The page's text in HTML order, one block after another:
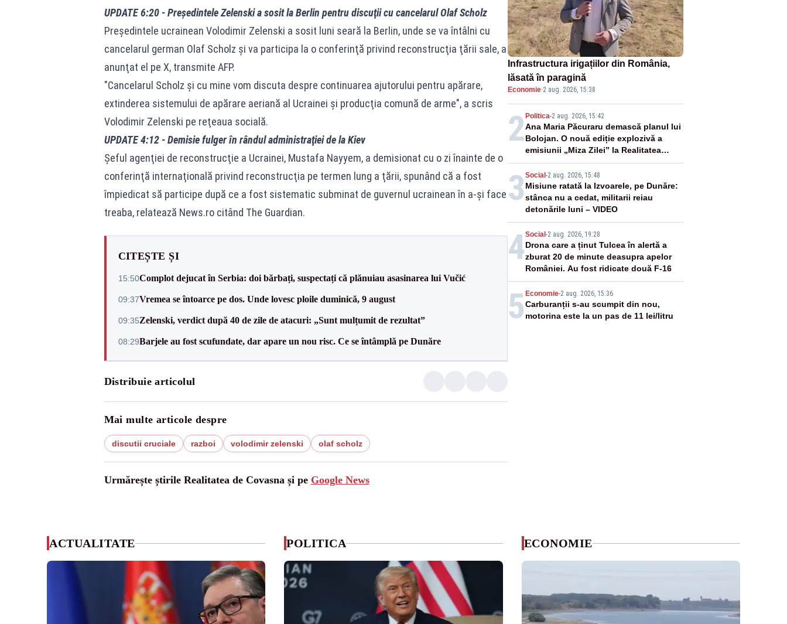
UPDATE 6:20 - Preşedintele Zelenski a sosit la Berlin pentru discuţii cu cancelarul Olaf Scholz
Preşedintele ucrainean Volodimir Zelenski a sosit luni seară la Berlin, unde se va întâlni cu
cancelarul german Olaf Scholz şi va participa la o conferinţă privind reconstrucţia ţării sale, a
anunţat el pe X, transmite AFP.
"Cancelarul Scholz şi cu mine vom discuta despre continuarea ajutorului pentru apărare,
extinderea sistemului de apărare aeriană al Ucrainei şi producţia comună de arme", a scris
Volodimir Zelenski pe reţeaua socială.
UPDATE 4:12 - Demisie fulger în rândul administraţiei de la Kiev
Şeful agenţiei de reconstrucţie a Ucrainei, Mustafa Nayyem, a demisionat cu o zi înainte de o
conferinţă internaţională privind reconstrucţia pe termen lung a ţării, spunând că a fost
împiedicat să participe după ce a fost sistematic subminat de guvernul ucrainean în a-şi face
treaba, relatează News.ro citând The Guardian.
CITEȘTE ȘI
15:50Complot dejucat în Serbia: doi bărbați, suspectați că plănuiau asasinarea lui Vučić
09:37Vremea se întoarce pe dos. Unde lovesc ploile duminică, 9 august
09:35Zelenski, verdict după 40 de zile de atacuri: „Sunt mulțumit de rezultat”
08:29Barjele au fost scufundate, dar apare un nou risc. Ce se întâmplă pe Dunăre
Distribuie articolul
Mai multe articole despre
discutii cruciale razboi volodimir zelenski olaf scholz
Urmărește știrile Realitatea de Covasna și pe Google News
Infrastructura irigațiilor din România,
lăsată în paragină
Economie·2 aug. 2026, 15:38
2 Politica-2 aug. 2026, 15:42
Ana Maria Păcuraru demască planul lui
Bolojan. O nouă ediție explozivă a
emisiunii „Miza Zilei” la Realitatea
PLUS
3 Social -2 aug. 2026, 15:48
Misiune ratată la Izvoarele, pe Dunăre:
stânca nu a cedat, militarii reiau
detonările luni – VIDEO
4Social -2 aug. 2026, 19:28
Drona care a ținut Tulcea în alertă a
zburat 20 de minute deasupra apelor
României. Au fost ridicate două F-16
5 Economie-2 aug. 2026, 15:36
Carburanții s-au scumpit din nou,
motorina este la un pas de 11 lei/litru
ACTUALITATE POLITICA ECONOMIE